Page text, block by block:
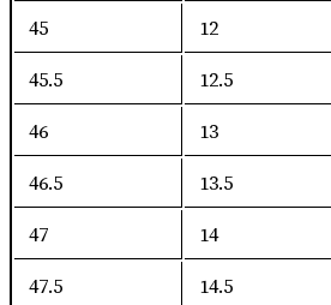
45
12
45.5
12.5
46
13
46.5
13.5
47
14
47.5
14.5